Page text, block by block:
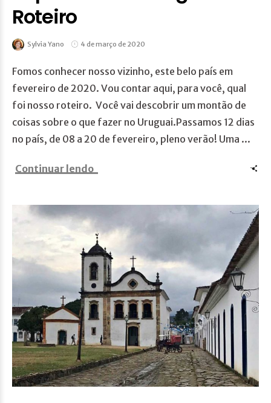
Roteiro
Sylvia Yano 4 de março de 2020
Fomos conhecer nosso vizinho, este belo país em
fevereiro de 2020. Vou contar aqui, para você, qual
foi nosso roteiro. Você vai descobrir um montão de
coisas sobre o que fazer no Uruguai.Passamos 12 dias
no país, de 08 a 20 de fevereiro, pleno verão! Uma ...
Continuar lendo